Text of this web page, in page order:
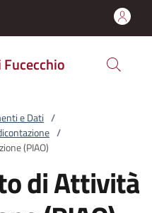
e Dati /
/
(PIAO)
di Attività